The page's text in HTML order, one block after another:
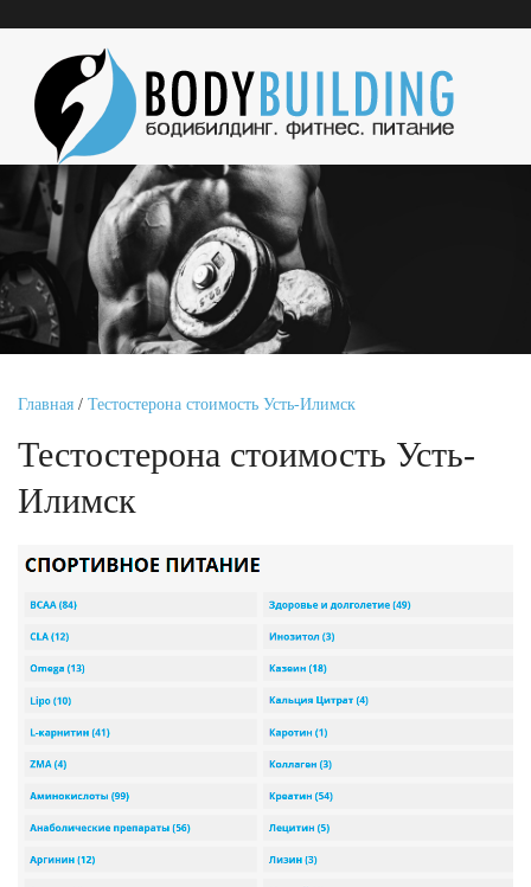
Главная / Тестостерона стоимость Усть-Илимск
Тестостерона стоимость Усть-
Илимск